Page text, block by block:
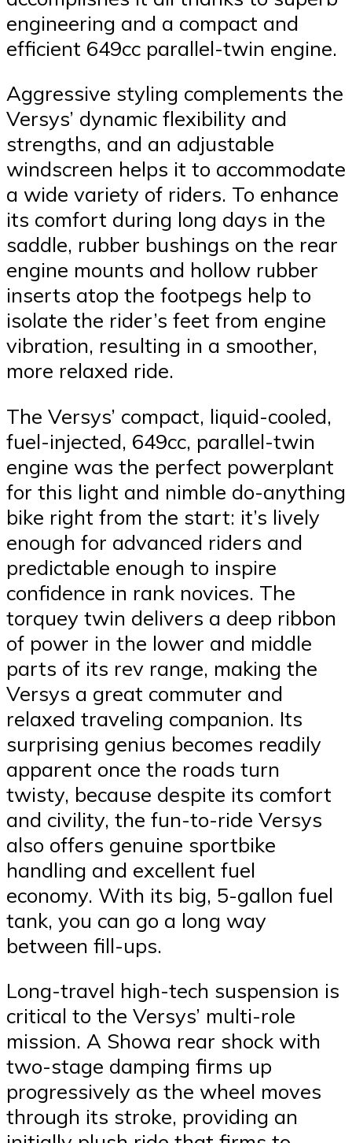
engineering and a compact and
efficient 649cc parallel-twin engine.
Aggressive styling complements the
Versys’ dynamic flexibility and
strengths, and an adjustable
windscreen helps it to accommodate
a wide variety of riders. To enhance
its comfort during long days in the
saddle, rubber bushings on the rear
engine mounts and hollow rubber
inserts atop the footpegs help to
isolate the rider’s feet from engine
vibration, resulting in a smoother,
more relaxed ride.
The Versys’ compact, liquid-cooled,
fuel-injected, 649cc, parallel-twin
engine was the perfect powerplant
for this light and nimble do-anything
bike right from the start: it’s lively
enough for advanced riders and
predictable enough to inspire
confidence in rank novices. The
torquey twin delivers a deep ribbon
of power in the lower and middle
parts of its rev range, making the
Versys a great commuter and
relaxed traveling companion. Its
surprising genius becomes readily
apparent once the roads turn
twisty, because despite its comfort
and civility, the fun-to-ride Versys
also offers genuine sportbike
handling and excellent fuel
economy. With its big, 5-gallon fuel
tank, you can go a long way
between fill-ups.
Long-travel high-tech suspension is
critical to the Versys’ multi-role
mission. A Showa rear shock with
two-stage damping firms up
progressively as the wheel moves
through its stroke, providing an